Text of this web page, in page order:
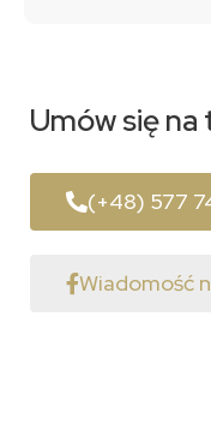
Umów sięna
(+48) 577
Wiadomość